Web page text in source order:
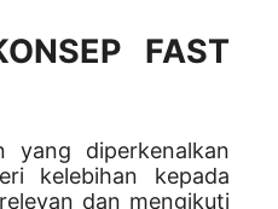
FAST
yang diperkenalkan
kelebihan kepada
dan mengikuti